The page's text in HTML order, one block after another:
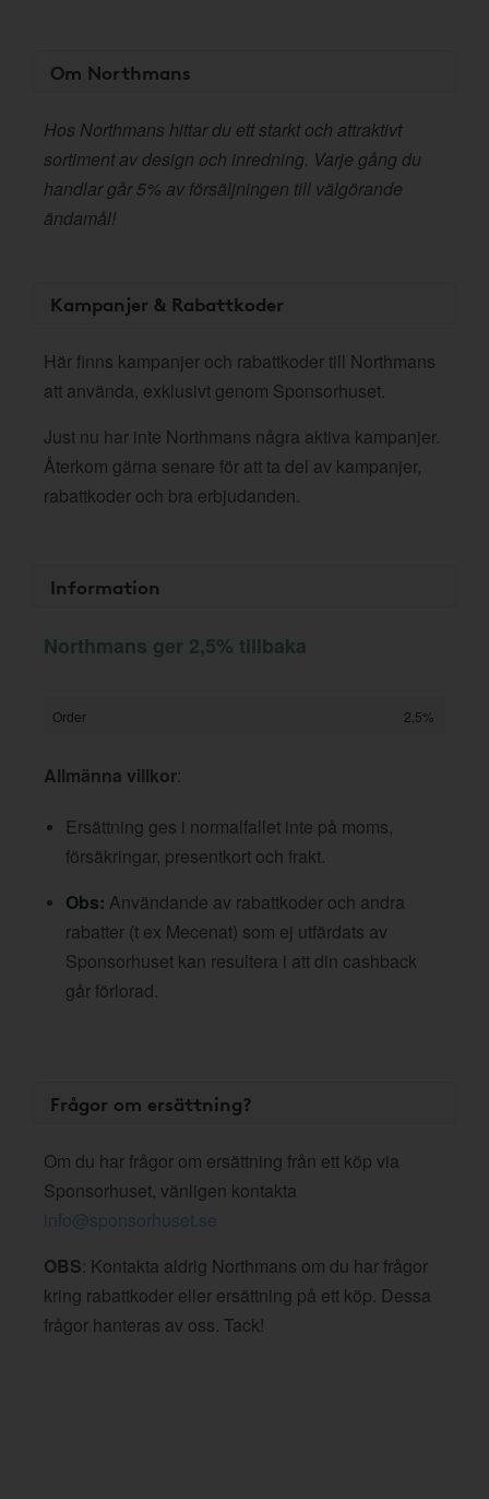
Om Northmans
Hos Northmans hittar du ett starkt och attraktivt
sortiment av design och inredning. Varje gång du
handlar går 5% av försäljningen till välgörande
ändamål!
Kampanjer & Rabattkoder
Här finns kampanjer och rabattkoder till Northmans
att använda, exklusivt genom Sponsorhuset.
Just nu har inte Northmans några aktiva kampanjer.
Återkom gärna senare för att ta del av kampanjer,
rabattkoder och bra erbjudanden.
Information
Northmans ger 2,5% tillbaka
Order 2,5%
Allmänna villkor:
Ersättning ges i normalfallet inte på moms,
försäkringar, presentkort och frakt.
Obs: Användande av rabattkoder och andra
rabatter (t ex Mecenat) som ej utfärdats av
Sponsorhuset kan resultera i att din cashback
går förlorad.
Frågor om ersättning?
Om du har frågor om ersättning från ett köp via
Sponsorhuset, vänligen kontakta
info@sponsorhuset.se
OBS: Kontakta aldrig Northmans om du har frågor
kring rabattkoder eller ersättning på ett köp. Dessa
frågor hanteras av oss. Tack!